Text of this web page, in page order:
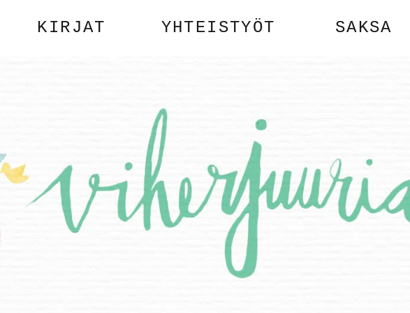
KIRJAT YHTEISTYÖT SAKSA